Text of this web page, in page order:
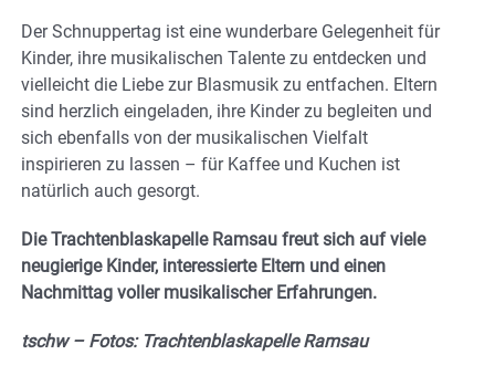
Der Schnuppertag ist eine wunderbare Gelegenheit für
Kinder, ihre musikalischen Talente zu entdecken und
vielleicht die Liebe zur Blasmusik zu entfachen. Eltern
sind herzlich eingeladen, ihre Kinder zu begleiten und
sich ebenfalls von der musikalischen Vielfalt
inspirieren zu lassen – für Kaffee und Kuchen ist
natürlich auch gesorgt.
Die Trachtenblaskapelle Ramsau freut sich auf viele
neugierige Kinder, interessierte Eltern und einen
Nachmittag voller musikalischer Erfahrungen.
tschw – Fotos: Trachtenblaskapelle Ramsau